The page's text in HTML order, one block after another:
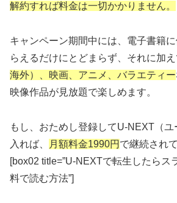
解約すれば料金は一切かかりません。
キャンペーン期間中には、電子書籍
らえるだけにとどまらず、それに加え
海外）、映画、アニメ、バラエティー
映像作品が見放題で楽しめます。
もし、おためし登録してU-NEXT（
入れば、
月額料金1990円 で継続され
[box02 title=”U-NEXTで転生したらス
料で読む方法”]